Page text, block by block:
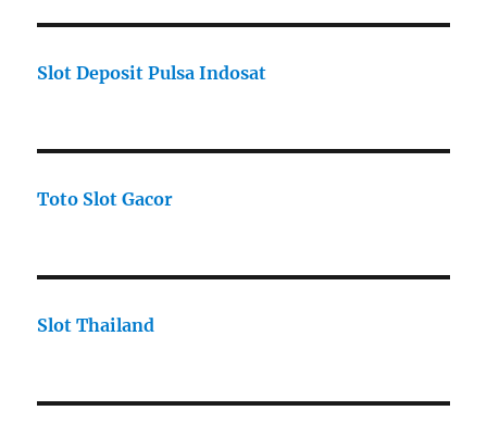
Slot Deposit Pulsa Indosat
Toto Slot Gacor
Slot Thailand